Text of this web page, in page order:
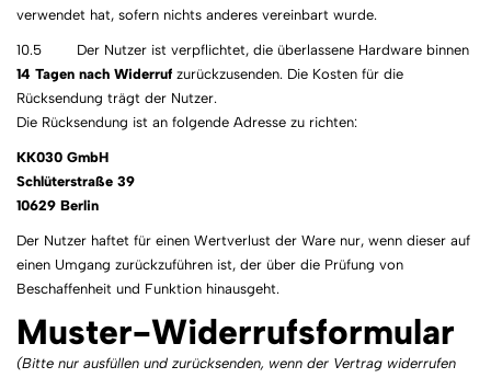
verwendet hat, sofern nichts anderes vereinbart wurde.
10.5 Der Nutzer ist verpflichtet, die überlassene Hardware binnen
14 Tagen nach Widerruf zurückzusenden. Die Kosten für die
Rücksendung trägt der Nutzer.
Die Rücksendung ist an folgende Adresse zu richten:
KK030 GmbH
Schlüterstraße 39
10629 Berlin
Der Nutzer haftet für einen Wertverlust der Ware nur, wenn dieser auf
einen Umgang zurückzuführen ist, der über die Prüfung von
Beschaffenheit und Funktion hinausgeht.
Muster-Widerrufsformular
(Bitte nur ausfüllen und zurücksenden, wenn der Vertrag widerrufen